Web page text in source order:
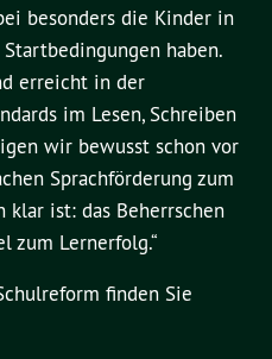
besonders die Kinder in
haben.
erreicht in der
im Lesen, Schreiben
wir bewusst schon vor
Sprachförderung zum
ist: das Beherrschen
zum Lernerfolg.“
finden Sie